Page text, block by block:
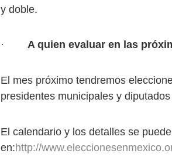
y doble.
· A quien evaluar en las
El mes próximo tendremos
presidentes municipales y
El calendario y los detalles se
en:http://